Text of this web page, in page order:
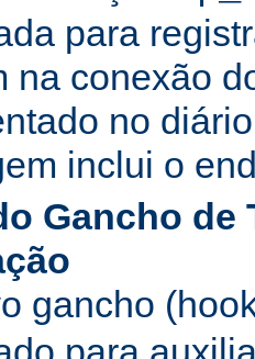
para
na conexão
no
inclui o
Gancho de
gancho